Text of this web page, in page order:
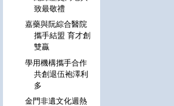
致最敬禮
嘉藥與阮綜合醫院
攜手結盟 育才創
雙贏
學用機構攜手合作
共創退伍袍澤利
多
金門非遺文化週熱